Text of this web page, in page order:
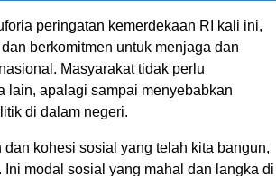
peringatan kemerdekaan RI kali ini,
berkomitmen untuk menjaga dan
Masyarakat tidak perlu
lain, apalagi sampai menyebabkan
di dalam negeri.
kohesi sosial yang telah kita bangun,
modal sosial yang mahal dan langka di